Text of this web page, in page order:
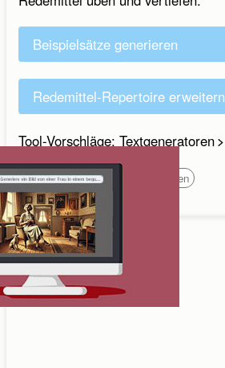
Beispielsätze generieren
Redemittel-Repertoire erweitern
Tool-Vorschläge: Textgeneratoren
Wortschatz Schreiben Sprechen